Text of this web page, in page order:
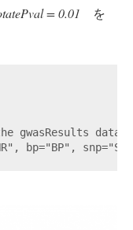
= 0.01 を
gwasResults
bp="BP",